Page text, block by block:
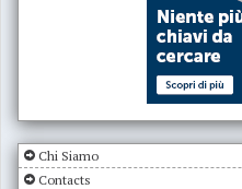
Chi Siamo
Contacts